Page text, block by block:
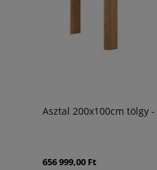
Asztal 200x100cm tölgy
656 999,00 Ft